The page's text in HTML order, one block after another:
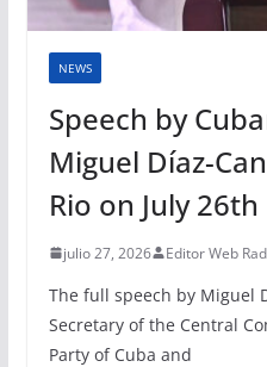
NEWS
Speech by
Miguel Díaz-
Rio on July 26th
julio 27, 2026 Editor Web
The full speech by Miguel
Secretary of the Central
Party of Cuba and